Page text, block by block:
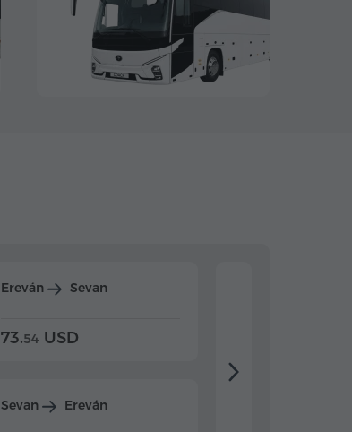
Ereván Sevan
73.54 USD
Sevan Ereván